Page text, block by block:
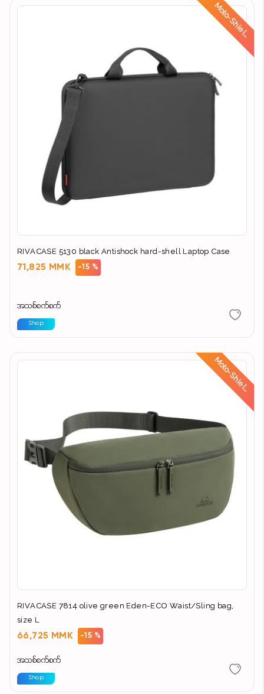
d
RIVACASE 5130 black Antishock hard-shell Laptop Case
71,825 MMK -15 %
အသစ်စက်စက်
Shop
d
RIVACASE 7814 olive green Eden-ECO Waist/Sling bag,
size L
66,725 MMK -15 %
အသစ်စက်စက်
Shop